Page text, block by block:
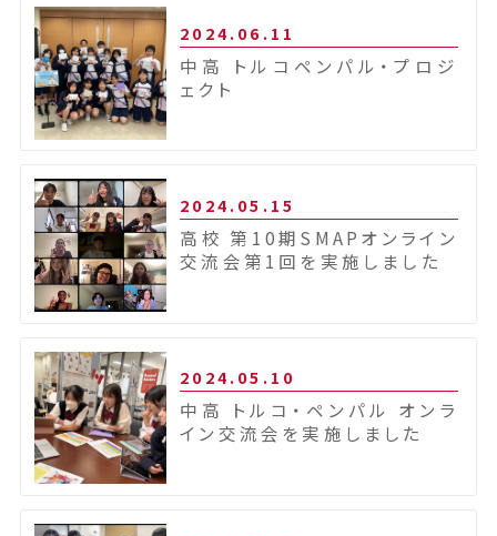
2024.06.11
中高 トルコペンパル・プロジ
ェクト
2024.05.15
高校 第10期SMAPオンライン
交流会第1回を実施しました
2024.05.10
中高 トルコ・ペンパル オンラ
イン交流会を実施しました